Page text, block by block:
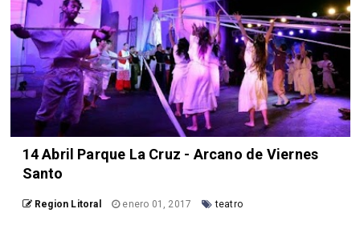
14 Abril Parque La Cruz - Arcano de Viernes
Santo
Region Litoral enero 01, 2017 teatro